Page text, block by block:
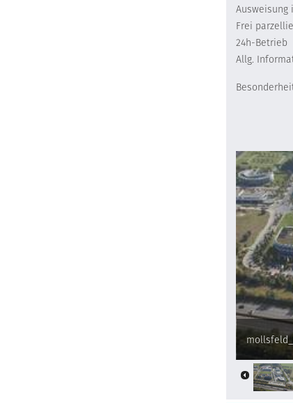
Ausweisung
Frei
24h-Betrieb
Allg.